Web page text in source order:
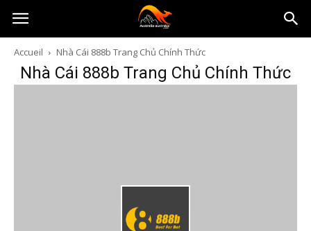
Australia-
australie.com
Accueil Nhà Cái 888b Trang Chủ Chính Thức
Nhà Cái 888b Trang Chủ Chính Thức